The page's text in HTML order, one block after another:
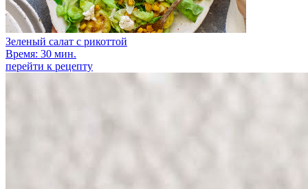
Зеленый салат с рикоттой
Время: 30 мин.
перейти к рецепту